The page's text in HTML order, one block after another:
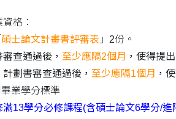
格：
碩士論文計畫書評審表 」2份。
查通過後， 至少應隔2個月 ，使得提
劃書審查通過後， 至少應隔1個月 ，
畢業學分標準
滿13學分必修課程(含碩士論文6學分/